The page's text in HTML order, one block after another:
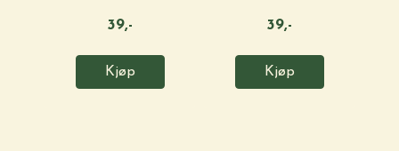
39,-
Kjøp
39,-
Kjøp